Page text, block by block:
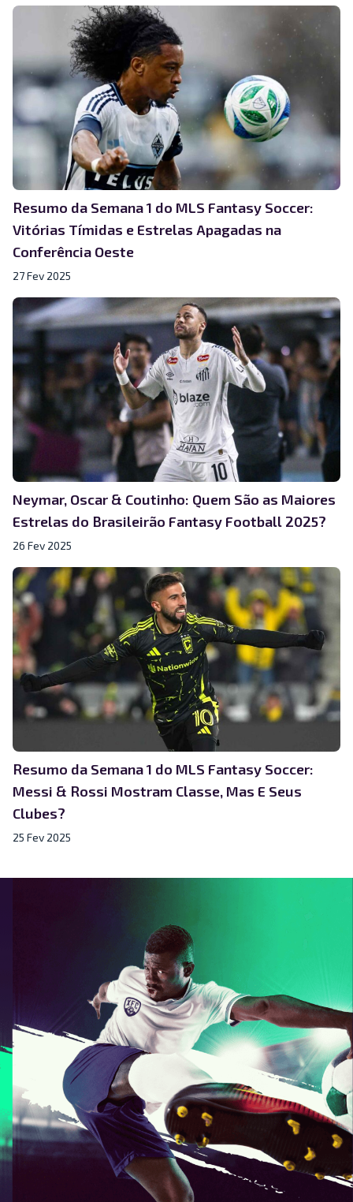
Resumo da Semana 1 do MLS Fantasy Soccer:
Vitórias Tímidas e Estrelas Apagadas na
Conferência Oeste
27 Fev 2025
Neymar, Oscar & Coutinho: Quem São as Maiores
Estrelas do Brasileirão Fantasy Football 2025?
26 Fev 2025
Resumo da Semana 1 do MLS Fantasy Soccer:
Messi & Rossi Mostram Classe, Mas E Seus
Clubes?
25 Fev 2025